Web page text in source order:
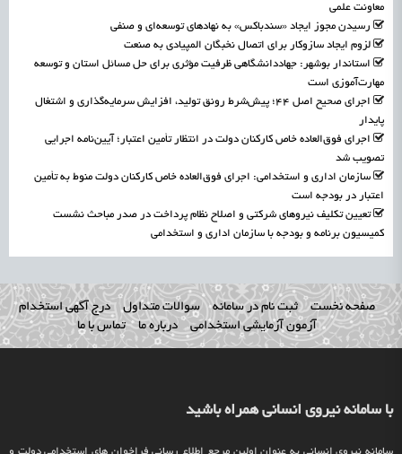
معاونت علمی
رسیدن مجوز ایجاد «سندباکس» به نهادهای توسعه‌ای و صنفی
لزوم ایجاد سازوکار برای اتصال نخبگان المپیادی به صنعت
استاندار بوشهر: جهاددانشگاهی ظرفیت مؤثری برای حل مسائل استان و توسعه
مهارت‌آموزی است
اجرای صحیح اصل ۴۴؛ پیش‌شرط رونق تولید، افزایش سرمایه‌گذاری و اشتغال
پایدار
اجرای فوق‌العاده خاص کارکنان دولت در انتظار تأمین اعتبار؛ آیین‌نامه اجرایی
تصویب شد
سازمان اداری و استخدامی: اجرای فوق‌العاده خاص کارکنان دولت منوط به تأمین
اعتبار در بودجه است
تعیین تکلیف نیروهای شرکتی و اصلاح نظام پرداخت در صدر مباحث نشست
کمیسیون برنامه و بودجه با سازمان اداری و استخدامی
صفحه نخست ثبت نام در سامانه سوالات متداول
درج آگهی استخدام
آزمون آزمایشی استخدامی
درباره ما تماس با ما
با سامانه نیروی انسانی همراه باشید